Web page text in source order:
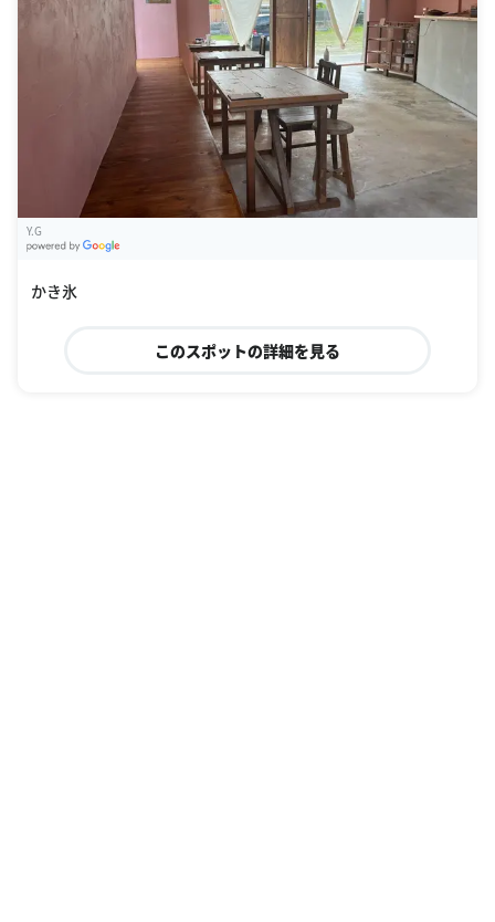
Y.G
かき氷
このスポットの詳細を見る